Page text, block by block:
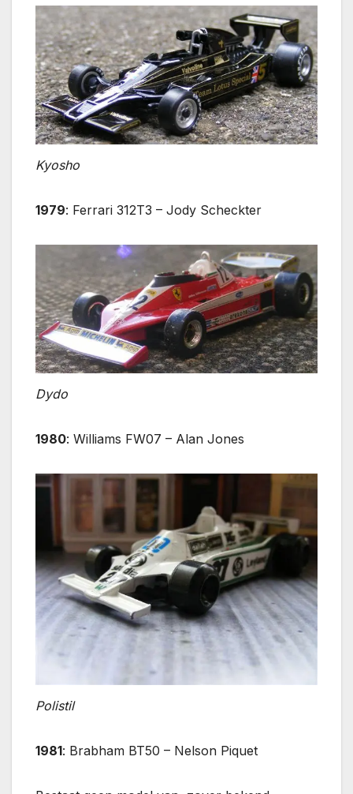
Kyosho
1979: Ferrari 312T3 – Jody Scheckter
Dydo
1980: Williams FW07 – Alan Jones
Polistil
1981: Brabham BT50 – Nelson Piquet